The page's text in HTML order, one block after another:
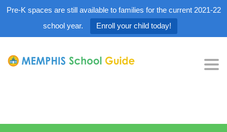
Pre-K spaces are still available to families for the current 2021-22
school year.
Enroll your child today!